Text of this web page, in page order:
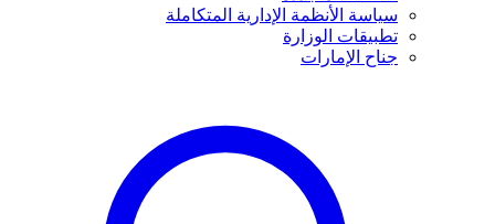
سياسة الأنظمة الإدارية المتكاملة
تطبيقات الوزارة
جناح الإمارات